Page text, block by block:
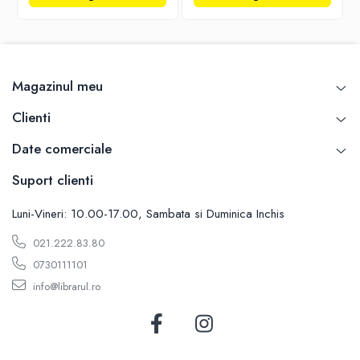
Hobby, timp liber
Animale de companie
Casa, gradina
Hobby
Invatamant superior
Cursuri universitare
Istorie
Al Doilea Razboi Mondial
Magazinul meu
Clienti
Date comerciale
Suport clienti
Luni-Vineri: 10.00-17.00, Sambata si Duminica Inchis
021.222.83.80
0730111101
info@librarul.ro